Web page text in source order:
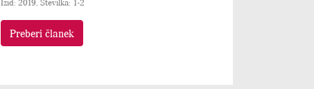
Izid: 2019, Številka: 1-2
Preberi članek